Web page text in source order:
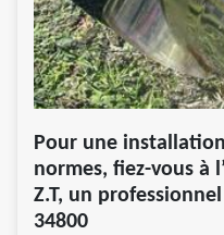
Pour une
normes, fiez-vous à
Z.T, un
34800